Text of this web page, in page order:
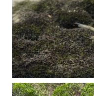
4月に入り、新人教育の為カヤックから落ちた際の救助の実技練習の風景です。 一人前の